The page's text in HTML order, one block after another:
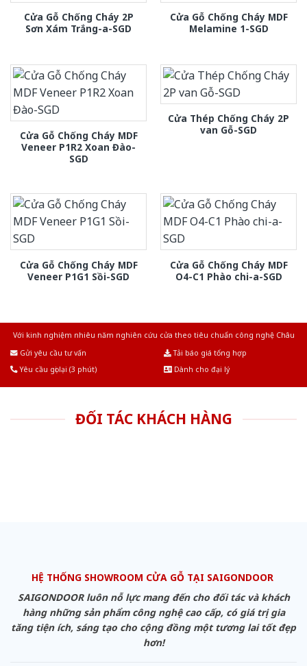
Cửa Gỗ Chống Cháy 2P
Sơn Xám Trắng-a-SGD
Cửa Gỗ Chống Cháy MDF
Melamine 1-SGD
Cửa Gỗ Chống Cháy MDF
Veneer P1R2 Xoan Đào-
SGD
Cửa Thép Chống Cháy 2P
van Gỗ-SGD
Cửa Gỗ Chống Cháy MDF
Veneer P1G1 Sồi-SGD
Cửa Gỗ Chống Cháy MDF
O4-C1 Phào chi-a-SGD
Với kinh nghiệm nhiêu năm nghiên cứu cửa theo tiêu chuẩn công nghệ Châu
Gửi yêu cầu tư vấn
Tải báo giá tổng hợp
Yêu cầu gọi lại (3 phút)
Dành cho đại lý
ĐỐI TÁC KHÁCH HÀNG
HỆ THỐNG SHOWROOM CỬA GỖ TẠI SAIGONDOOR
SAIGONDOOR luôn nỗ lực mang đến cho đối tác và khách
hàng những sản phẩm công nghệ cao cấp, có giá trị gia
tăng tiện ích, sáng tạo cho cộng đồng một tương lai tốt đẹp
hơn!